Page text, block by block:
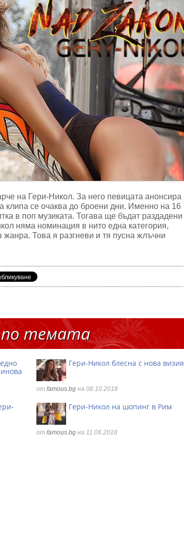
на Гери-Никол. За него певицата анонсира
клипа се очаква до броени дни. Именно на 16
в поп музиката. Тогава ще бъдат раздадени
няма номинация в нито една категория,
жанра. Това я разгневи и тя пусна жлъчни
темата
Гери-Никол блесна с нова визия
от famous.bg на 08.10.2018
Гери-Никол на шопинг в Рим
от famous.bg на 11.06.2018